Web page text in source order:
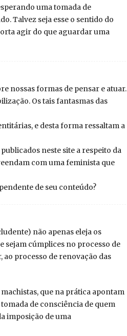
uma tomada de
Talvez seja esse o sentido do
agir do que aguardar uma
nossas formas de pensar e atuar.
Os tais fantasmas das
e desta forma ressaltam a
neste site a respeito da
com uma feminista que
de seu conteúdo?
não apenas eleja os
sejam cúmplices no processo de
processo de renovação das
que na prática apontam
de consciência de quem
imposição de uma